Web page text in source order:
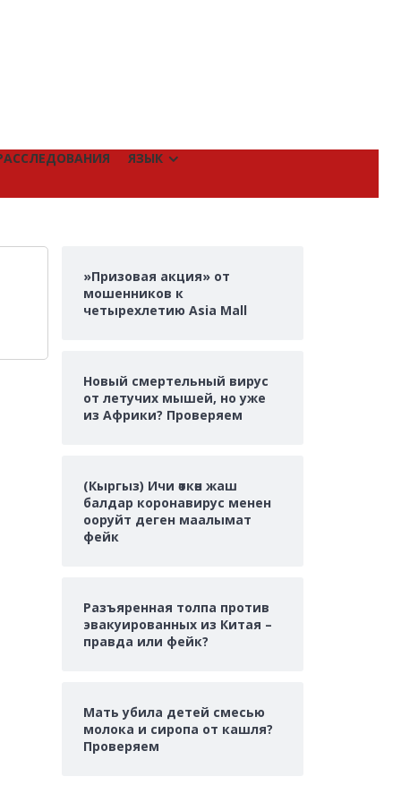
ЯЗЫК
»Призовая акция» от
мошенников к
четырехлетию Asia Mall
Новый смертельный вирус
от летучих мышей, но уже
из Африки? Проверяем
(Кыргыз) Ичи өткөн жаш
балдар коронавирус менен
ооруйт деген маалымат
фейк
Разъяренная толпа против
эвакуированных из Китая –
правда или фейк?
Мать убила детей смесью
молока и сиропа от кашля?
Проверяем